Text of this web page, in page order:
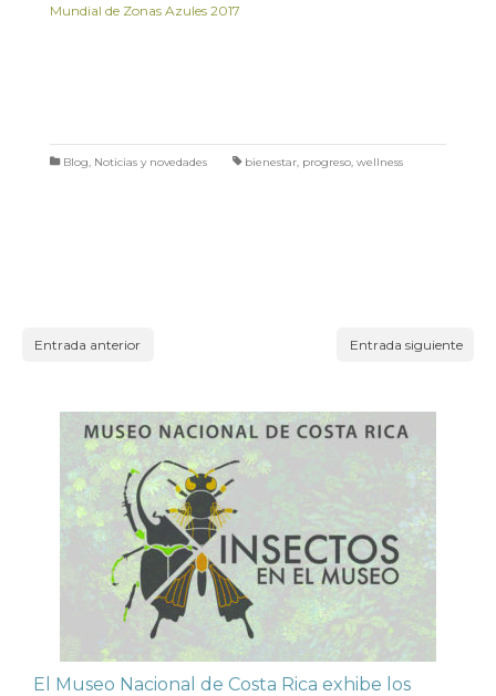
Mundial de Zonas Azules 2017
Blog, Noticias y novedades bienestar, progreso, wellness
Entrada anterior Entrada siguiente
El Museo Nacional de Costa Rica exhibe los